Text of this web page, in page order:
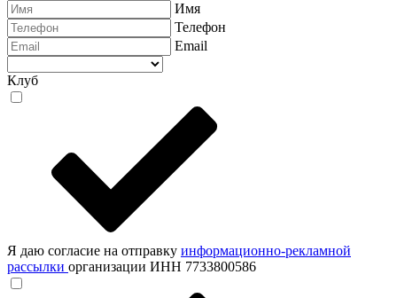
Имя
Телефон
Email
Клуб
Я даю согласие на отправку информационно-рекламной
рассылки организации ИНН 7733800586